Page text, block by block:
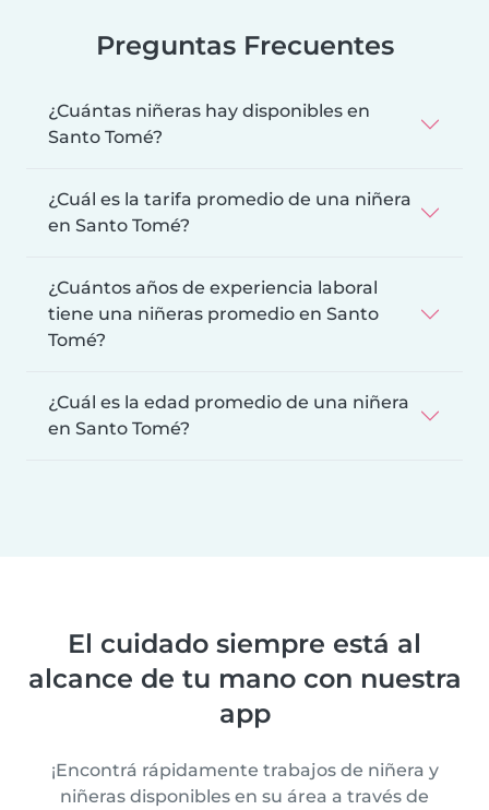
Preguntas Frecuentes
¿Cuántas niñeras hay disponibles en
Santo Tomé?
¿Cuál es la tarifa promedio de una niñera
en Santo Tomé?
¿Cuántos años de experiencia laboral
tiene una niñeras promedio en Santo
Tomé?
¿Cuál es la edad promedio de una niñera
en Santo Tomé?
El cuidado siempre está al
alcance de tu mano con nuestra
app
¡Encontrá rápidamente trabajos de niñera y
niñeras disponibles en su área a través de